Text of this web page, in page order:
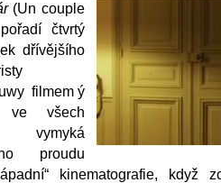
(Un couple
čtvrtý
dřívějšího
filmem ý
všech
vymyká
proudu
kinematografie, když